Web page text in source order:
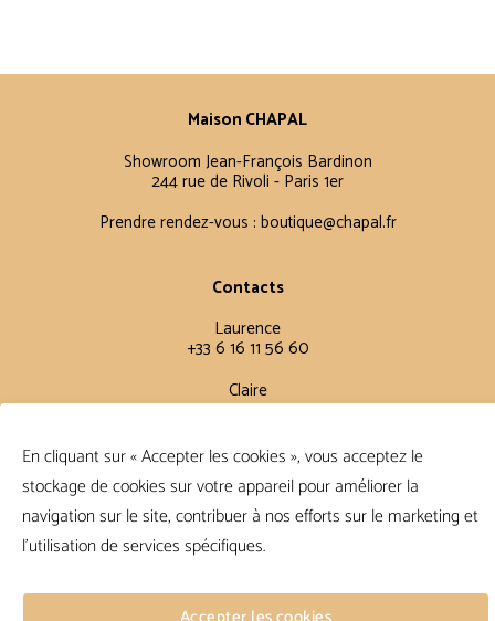
En cliquant sur « Accepter les cookies », vous acceptez le
stockage de cookies sur votre appareil pour améliorer la
navigation sur le site, contribuer à nos efforts sur le marketing et
l'utilisation de services spécifiques.
Maison CHAPAL
Showroom Jean-François Bardinon
244 rue de Rivoli - Paris 1er
Prendre rendez-vous : boutique@chapal.fr
Contacts
Laurence
+33 6 16 11 56 60
Claire
+33 6 12 15 15 61
Conditions Générales
FAQ
Conditions de vente
Politique de confidentialité